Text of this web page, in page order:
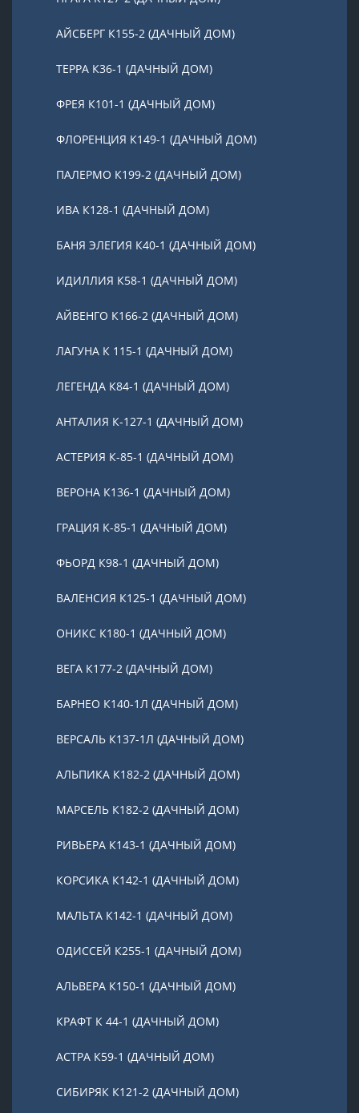
АЙСБЕРГ К155-2 (ДАЧНЫЙ ДОМ)
ТЕРРА К36-1 (ДАЧНЫЙ ДОМ)
ФРЕЯ К101-1 (ДАЧНЫЙ ДОМ)
ФЛОРЕНЦИЯ К149-1 (ДАЧНЫЙ ДОМ)
ПАЛЕРМО К199-2 (ДАЧНЫЙ ДОМ)
ИВА К128-1 (ДАЧНЫЙ ДОМ)
БАНЯ ЭЛЕГИЯ К40-1 (ДАЧНЫЙ ДОМ)
ИДИЛЛИЯ К58-1 (ДАЧНЫЙ ДОМ)
АЙВЕНГО К166-2 (ДАЧНЫЙ ДОМ)
ЛАГУНА К 115-1 (ДАЧНЫЙ ДОМ)
ЛЕГЕНДА К84-1 (ДАЧНЫЙ ДОМ)
АНТАЛИЯ К-127-1 (ДАЧНЫЙ ДОМ)
АСТЕРИЯ К-85-1 (ДАЧНЫЙ ДОМ)
ВЕРОНА К136-1 (ДАЧНЫЙ ДОМ)
ГРАЦИЯ К-85-1 (ДАЧНЫЙ ДОМ)
ФЬОРД К98-1 (ДАЧНЫЙ ДОМ)
ВАЛЕНСИЯ К125-1 (ДАЧНЫЙ ДОМ)
ОНИКС К180-1 (ДАЧНЫЙ ДОМ)
ВЕГА К177-2 (ДАЧНЫЙ ДОМ)
БАРНЕО К140-1Л (ДАЧНЫЙ ДОМ)
ВЕРСАЛЬ К137-1Л (ДАЧНЫЙ ДОМ)
АЛЬПИКА К182-2 (ДАЧНЫЙ ДОМ)
МАРСЕЛЬ К182-2 (ДАЧНЫЙ ДОМ)
РИВЬЕРА К143-1 (ДАЧНЫЙ ДОМ)
КОРСИКА К142-1 (ДАЧНЫЙ ДОМ)
МАЛЬТА К142-1 (ДАЧНЫЙ ДОМ)
ОДИССЕЙ К255-1 (ДАЧНЫЙ ДОМ)
АЛЬВЕРА К150-1 (ДАЧНЫЙ ДОМ)
КРАФТ К 44-1 (ДАЧНЫЙ ДОМ)
АСТРА К59-1 (ДАЧНЫЙ ДОМ)
СИБИРЯК К121-2 (ДАЧНЫЙ ДОМ)